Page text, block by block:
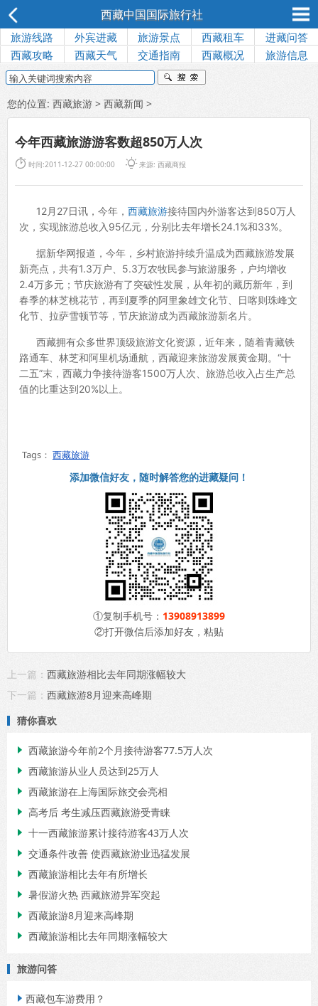
西藏中国国际旅行社
旅游线路 外宾进藏 旅游景点 西藏租车
进藏问答
西藏攻略
西藏天气 交通指南 西藏概况 旅游信息
您的位置: 西藏旅游 > 西藏新闻 >
今年西藏旅游游客数超850万人次
 时间:2011-12-27 00:00:00 来源: 西藏商报
12月27日讯，今年， 西藏旅游接待国内外游客达到850万人
次，实现旅游总收入95亿元，分别比去年增长24.1%和33%。
据新华网报道，今年，乡村旅游持续升温成为西藏旅游发展
新亮点，共有1.3万户、5.3万农牧民参与旅游服务，户均增收
2.4万多元；节庆旅游有了突破性发展，从年初的藏历新年，到
春季的林芝桃花节，再到夏季的阿里象雄文化节、日喀则珠峰文
化节、拉萨雪顿节等，节庆旅游成为西藏旅游新名片。
西藏拥有众多世界顶级旅游文化资源，近年来，随着青藏铁
路通车、林芝和阿里机场通航，西藏迎来旅游发展黄金期。“十
二五”末，西藏力争接待游客1500万人次、旅游总收入占生产总
值的比重达到20%以上。
Tags： 西藏旅游
添加微信好友，随时解答您的进藏疑问！
①复制手机号： 13908913899
②打开微信后添加好友，粘贴
上一篇： 西藏旅游相比去年同期涨幅较大
下一篇： 西藏旅游8月迎来高峰期
猜你喜欢
 西藏旅游今年前2个月接待游客77.5万人次
 西藏旅游从业人员达到25万人
 西藏旅游在上海国际旅交会亮相
 高考后 考生减压西藏旅游受青睐
 十一西藏旅游累计接待游客43万人次
 交通条件改善 使西藏旅游业迅猛发展
 西藏旅游相比去年有所增长
 暑假游火热 西藏旅游异军突起
 西藏旅游8月迎来高峰期
 西藏旅游相比去年同期涨幅较大
旅游问答
 西藏包车游费用？